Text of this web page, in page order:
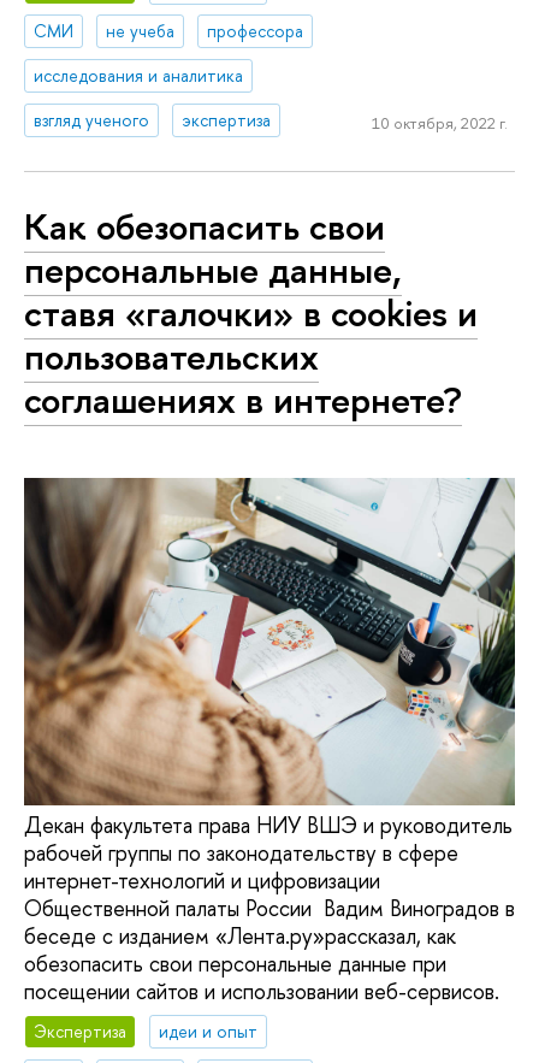
СМИ
не учеба
профессора
исследования и аналитика
взгляд ученого
экспертиза 10 октября, 2022 г.
Как обезопасить свои
персональные данные,
ставя «галочки» в cookies и
пользовательских
соглашениях в интернете?
Декан факультета права НИУ ВШЭ и руководитель
рабочей группы по законодательству в сфере
интернет-технологий и цифровизации
Общественной палаты России Вадим Виноградов в
беседе с изданием «Лента.ру»рассказал, как
обезопасить свои персональные данные при
посещении сайтов и использовании веб-сервисов.
Экспертиза
идеи и опыт